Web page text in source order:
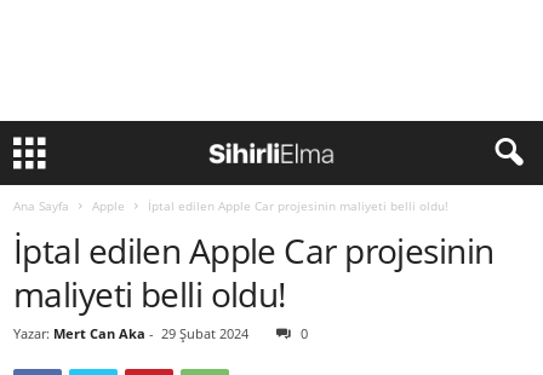
Ana Sayfa Apple İptal edilen Apple Car projesinin maliyeti belli oldu!
İptal edilen Apple Car projesinin
maliyeti belli oldu!
Yazar: Mert Can Aka - 29 Şubat 2024 0